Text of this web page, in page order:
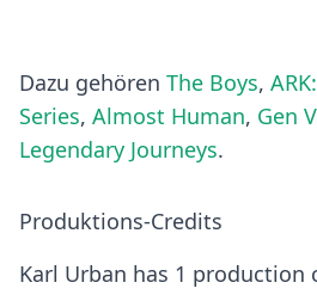
Dazu gehören The Boys,
Series, Almost Human, Gen V
Legendary Journeys.
Produktions-Credits
Karl Urban has 1 production